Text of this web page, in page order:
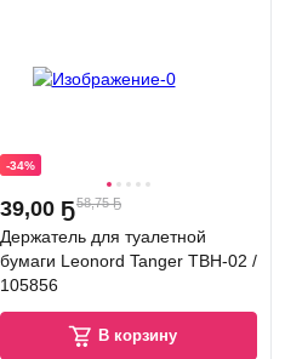
-34%
39,00 Ҕ58,75 Ҕ
Держатель для туалетной
бумаги Leonord Tanger TBH-02 /
105856
В корзину